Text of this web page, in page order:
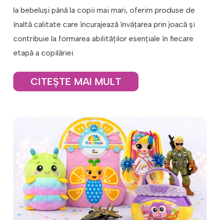
Seturi de petrecere: seturi care includ farfurii,
pahare, șervețele și decorațiuni potrivite.
Baby showers și evenimente pentru copii:
Accesorii adorabile și sigure pentru a celebra
micuții.
la bebeluși până la copii mai mari, oferim produse de
înaltă calitate care încurajează învățarea prin joacă și
contribuie la formarea abilităților esențiale în fiecare
etapă a copilăriei.
CITEŞTE MAI MULT
Diversitate de Produse
O gamă extinsă de jucării adaptate pentru toate
vârstele și interesele, inclusiv jucării educative, de
construcție, puzzle-uri, jucării muzicale și multe
altele.
Calitate Superioară